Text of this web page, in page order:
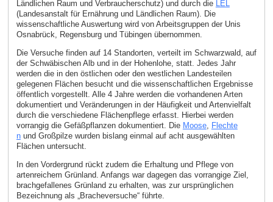
Ländlichen Raum und Verbraucherschutz) und durch die
LEL
(Landesanstalt für Ernährung und Ländlichen Raum). Die
wissenschaftliche Auswertung wird von Arbeitsgruppen der Unis
Osnabrück, Regensburg und Tübingen übernommen.
Die Versuche finden auf 14 Standorten, verteilt im Schwarzwald, auf
der Schwäbischen Alb und in der Hohenlohe, statt. Jedes Jahr
werden die in den östlichen oder den westlichen Landesteilen
gelegenen Flächen besucht und die wissenschaftlichen Ergebnisse
öffentlich vorgestellt. Alle 4 Jahre werden die vorhandenen Arten
dokumentiert und Veränderungen in der Häufigkeit und Artenvielfalt
durch die verschiedene Flächenpflege erfasst. Hierbei werden
vorrangig die Gefäßpflanzen dokumentiert. Die Moose, Flechte
nund Großpilze wurden bislang einmal auf acht ausgewählten
Flächen untersucht.
In den Vordergrund rückt zudem die Erhaltung und Pflege von
artenreichem Grünland. Anfangs war dagegen das vorrangige Ziel,
brachgefallenes Grünland zu erhalten, was zur ursprünglichen
Bezeichnung als „Bracheversuche“ führte.